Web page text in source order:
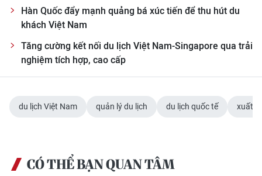
Hàn Quốc đẩy mạnh quảng bá xúc tiến để thu hút du
khách Việt Nam
Tăng cường kết nối du lịch Việt Nam-Singapore qua trải
nghiệm tích hợp, cao cấp
du lịch Việt Nam quản lý du lịch du lịch quốc tế xuất
CÓ THỂ BẠN QUAN TÂM